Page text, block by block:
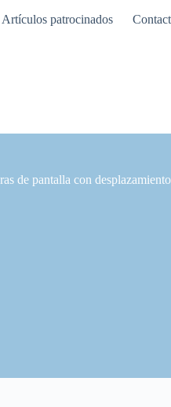
Artículos patrocinados
de pantalla con